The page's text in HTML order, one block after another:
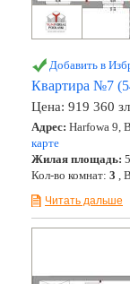
Добавить в
Квартира №7
Цена: 919 360 зл
Адрес: Harfowa 9,
карте
Жилая площадь:
Кол-во комнат: 3 ,
Читать дальше